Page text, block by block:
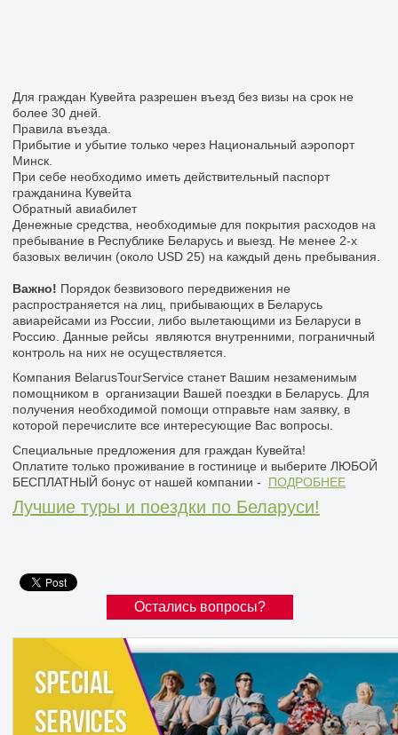
Для граждан Кувейта разрешен въезд без визы на срок не
более 30 дней.
Правила въезда.
Прибытие и убытие только через Национальный аэропорт
Минск.
При себе необходимо иметь действительный паспорт
гражданина Кувейта
Обратный авиабилет
Денежные средства, необходимые для покрытия расходов на
пребывание в Республике Беларусь и выезд. Не менее 2-х
базовых величин (около USD 25) на каждый день пребывания.
Важно! Порядок безвизового передвижения не
распространяется на лиц, прибывающих в Беларусь
авиарейсами из России, либо вылетающими из Беларуси в
Россию. Данные рейсы являются внутренними, пограничный
контроль на них не осуществляется.
Компания BelarusTourService станет Вашим незаменимым
помощником в организации Вашей поездки в Беларусь. Для
получения необходимой помощи отправьте нам заявку, в
которой перечислите все интересующие Вас вопросы.
Специальные предложения для граждан Кувейта!
Оплатите только проживание в гостинице и выберите ЛЮБОЙ
БЕСПЛАТНЫЙ бонус от нашей компании - ПОДРОБНЕЕ
Лучшие туры и поездки по Беларуси!
Остались вопросы?